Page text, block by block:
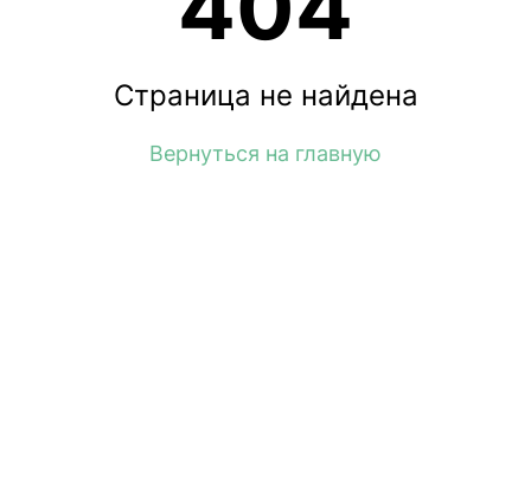
Страница не найдена
Вернуться на главную